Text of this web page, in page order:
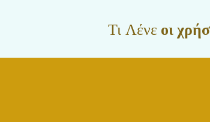
Τι Λένε οι